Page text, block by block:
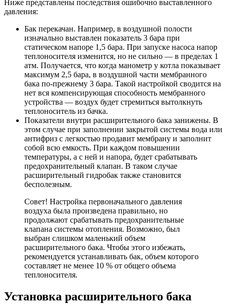
Ниже представлены последствия ошибочно выставленного
давления:
Бак перекачан. Например, в воздушной полости
изначально выставлен показатель 3 бара при
статическом напоре 1,5 бара. При запуске насоса напор
теплоносителя изменится, но не сильно — в пределах 1
атм. Получается, что когда манометр у котла показывает
максимум 2,5 бара, в воздушной части мембранного
бака по-прежнему 3 бара. Такой настройкой сводится на
нет вся компенсирующая способность мембранного
устройства — воздух будет стремиться вытолкнуть
теплоноситель из бачка.
Показатели внутри расширительного бака занижены. В
этом случае при заполнении закрытой системы вода или
антифриз с легкостью продавит мембрану и заполнит
собой всю емкость. При каждом повышении
температуры, а с ней и напора, будет срабатывать
предохранительный клапан. В таком случае
расширительный гидробак также становится
бесполезным.
Совет! Настройка первоначального давления
воздуха была произведена правильно, но
продолжают срабатывать предохранительные
клапана системы отопления. Возможно, был
выбран слишком маленький объем
расширительного бака. Чтобы этого избежать,
рекомендуется устанавливать бак, объем которого
составляет не менее 10 % от общего объема
теплоносителя.
Установка расширительного бака